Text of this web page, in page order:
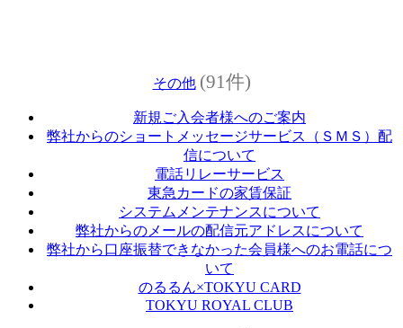
その他 (91件)
新規ご入会者様へのご案内
弊社からのショートメッセージサービス（ＳＭＳ）配
信について
電話リレーサービス
東急カードの家賃保証
システムメンテナンスについて
弊社からのメールの配信元アドレスについて
弊社から口座振替できなかった会員様へのお電話につ
いて
のるるん×TOKYU CARD
TOKYU ROYAL CLUB